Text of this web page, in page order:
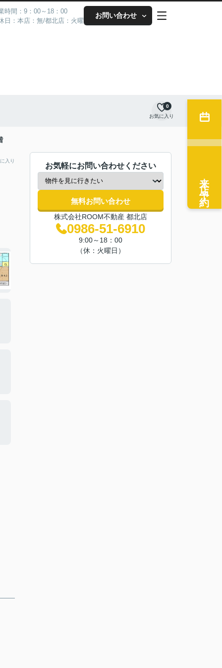
時間：9：00～18：00
日：本店：無/都北店：火曜
お問い合わせ
お気に入り
0
入り
お気軽にお問い合わせください
無料お問い合わせ
株式会社ROOM不動産 都北店
0986-51-6910
9:00～18：00
（休：火曜日）
来店予約